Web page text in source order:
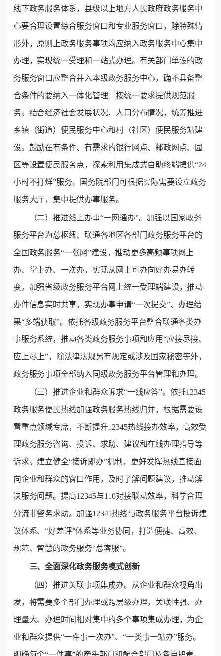
线下政务服务体系，县级以上地方人民政府政务服务中
心要合理设置综合服务窗口和专业服务窗口，除特殊情
形外，原则上政务服务事项均应纳入政务服务中心集中
办理，实现统一受理和一站式办理。有关部门单设的政
务服务窗口应整合并入本级政务服务中心，确不具备整
合条件的要纳入一体化管理，按统一要求提供规范服
务。结合经济社会发展状况、人口分布情况，统筹推进
乡镇（街道）便民服务中心和村（社区）便民服务站建
设。鼓励在有条件、有需求的银行网点、邮政网点、园
区等设置便民服务点，探索利用集成式自助终端提供“24
小时不打烊”服务。国务院部门可根据实际需要设立政务
服务大厅，集中提供办事服务。
（二）推进线上办事“一网通办”。加强以国家政务
服务平台为总枢纽、联通各地区各部门政务服务平台的
全国政务服务“一张网”建设，推动更多高频事项网上
办、掌上办、一次办，实现从网上可办向好办易办转
变。加强省级政务服务平台网上统一受理端建设，推动
办件信息实时共享，实现办事申请“一次提交”、办理结
果“多端获取”。依托各级政务服务平台整合联通各类办
事服务系统，推动各类政务服务事项和应用“应接尽接、
应上尽上”，除法律法规另有规定或涉及国家秘密等外，
政务服务事项全部纳入同级政务服务平台管理和办理。
（三）推进企业和群众诉求“一线应答”。依托12345
政务服务便民热线加强政务服务热线归并，根据需要设
置重点领域专席，不断提升12345热线接办效率，高效受
理政务服务咨询、投诉、求助、建议和在线办理指导等
诉求。建立健全“接诉即办”机制，更好发挥热线直接面
向企业和群众的窗口作用，及时了解问题建议，推动解
决服务问题。提高12345与110对接联动效率，科学合理
分流非警务求助。加强12345热线与政务服务平台投诉建
议体系、“好差评”体系等业务协同，打造便捷、高效、
规范、智慧的政务服务“总客服”。
三、全面深化政务服务模式创新
（四）推进关联事项集成办。从企业和群众视角出
发，将需要多个部门办理或跨层级办理，关联性强、办
理量大、办理时间相对集中的多个事项集成办理，为企
业和群众提供“一件事一次办”、“一类事一站办”服务。